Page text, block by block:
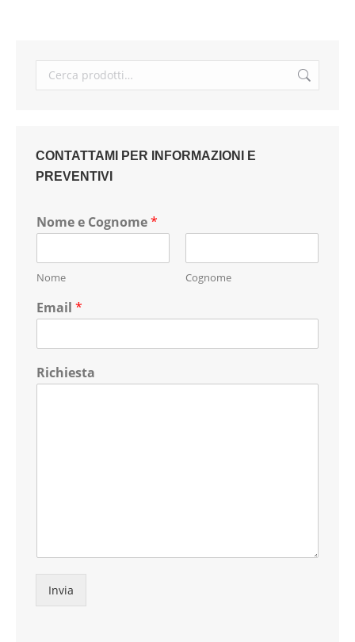
CONTATTAMI PER INFORMAZIONI E
PREVENTIVI
Nome e Cognome*
Nome Cognome
Email *
Richiesta
Invia